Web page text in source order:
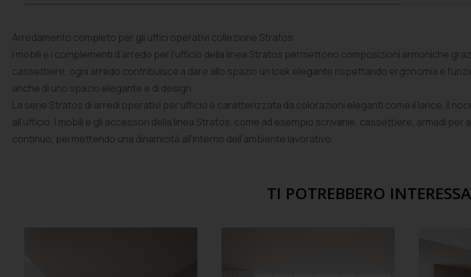
Arredamento completo per gli uffici operativi collezione Stratos
I mobili e i complementi d’arredo per l’ufficio della linea Stratos permettono composizioni armoniche
cassettiere, ogni arredo contribuisce a dare allo spazio un look elegante rispettando ergonomia e
anche di uno spazio elegante e di design.
La serie Stratos di arredi operativi per ufficio è caratterizzata da colorazioni eleganti come il larice, il
all’ufficio. I mobili e gli accessori della linea Stratos, come ad esempio scrivanie, cassettiere, armadi
continuo, permettendo una dinamicità all’interno dell’ambiente lavorativo.
TI POTREBBERO